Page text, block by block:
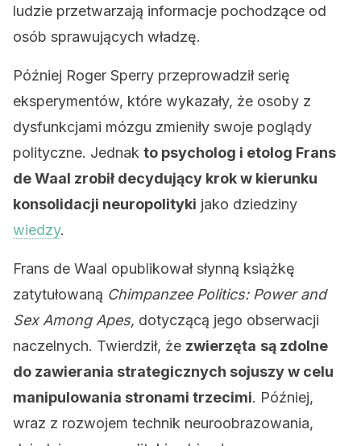
ludzie przetwarzają informacje pochodzące od
osób sprawujących władzę.
Później Roger Sperry przeprowadził serię
eksperymentów, które wykazały, że osoby z
dysfunkcjami mózgu zmieniły swoje poglądy
polityczne. Jednak to psycholog i etolog Frans
de Waal zrobił decydujący krok w kierunku
konsolidacji neuropolityki jako dziedziny
wiedzy.
Frans de Waal opublikował słynną książkę
zatytułowaną Chimpanzee Politics: Power and
Sex Among Apes, dotyczącą jego obserwacji
naczelnych. Twierdził, że zwierzęta są zdolne
do zawierania strategicznych sojuszy w celu
manipulowania stronami trzecimi. Później,
wraz z rozwojem technik neuroobrazowania,